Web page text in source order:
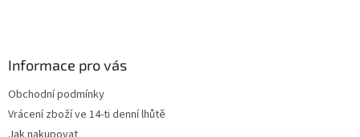
Informace pro vás
Obchodní podmínky
Vrácení zboží ve 14-ti denní lhůtě